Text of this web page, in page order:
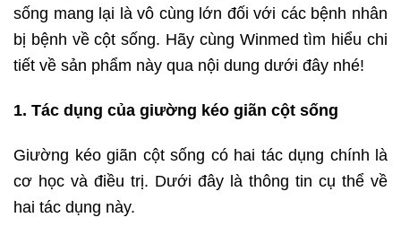
sống mang lại là vô cùng lớn đối với các bệnh nhân
bị bệnh về cột sống. Hãy cùng Winmed tìm hiểu chi
tiết về sản phẩm này qua nội dung dưới đây nhé!
1. Tác dụng của giường kéo giãn cột sống
Giường kéo giãn cột sống có hai tác dụng chính là
cơ học và điều trị. Dưới đây là thông tin cụ thể về
hai tác dụng này.